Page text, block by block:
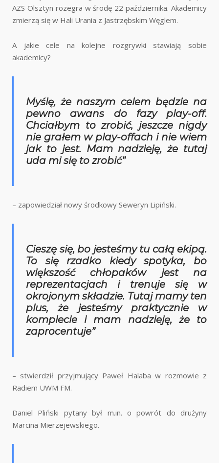
AZS Olsztyn rozegra w środę 22 października. Akademicy
zmierzą się w Hali Urania z Jastrzębskim Węglem.
A jakie cele na kolejne rozgrywki stawiają sobie
akademicy?
Myślę, że naszym celem będzie na
pewno awans do fazy play-off.
Chciałbym to zrobić, jeszcze nigdy
nie grałem w play-offach i nie wiem
jak to jest. Mam nadzieję, że tutaj
uda mi się to zrobić”
– zapowiedział nowy środkowy Seweryn Lipiński.
Cieszę się, bo jesteśmy tu całą ekipą.
To się rzadko kiedy spotyka, bo
większość chłopaków jest na
reprezentacjach i trenuje się w
okrojonym składzie. Tutaj mamy ten
plus, że jesteśmy praktycznie w
komplecie i mam nadzieję, że to
zaprocentuje”
– stwierdził przyjmujący Paweł Halaba w rozmowie z
Radiem UWM FM.
Daniel Pliński pytany był m.in. o powrót do drużyny
Marcina Mierzejewskiego.